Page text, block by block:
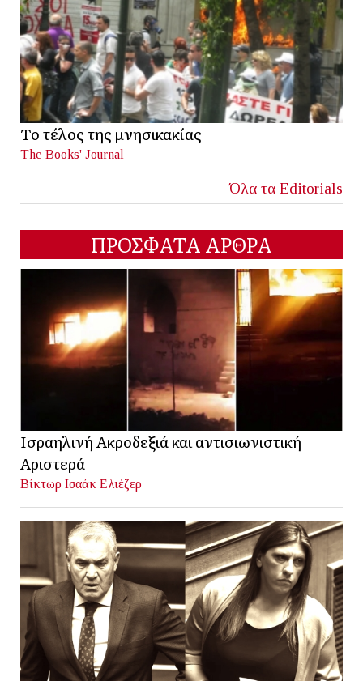
Το τέλος της μνησικακίας
The Books' Journal
Όλα τα Editorials
ΠΡΟΣΦΑΤΑ ΑΡΘΡΑ
Ισραηλινή Ακροδεξιά και αντισιωνιστική
Αριστερά
Βίκτωρ Ισαάκ Ελιέζερ